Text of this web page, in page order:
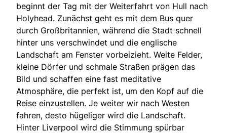
beginnt der Tag mit der Weiterfahrt von Hull nach
Holyhead. Zunächst geht es mit dem Bus quer
durch Großbritannien, während die Stadt schnell
hinter uns verschwindet und die englische
Landschaft am Fenster vorbeizieht. Weite Felder,
kleine Dörfer und schmale Straßen prägen das
Bild und schaffen eine fast meditative
Atmosphäre, die perfekt ist, um den Kopf auf die
Reise einzustellen. Je weiter wir nach Westen
fahren, desto hügeliger wird die Landschaft.
Hinter Liverpool wird die Stimmung spürbar